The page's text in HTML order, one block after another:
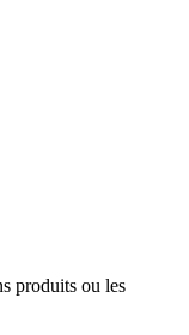
produits ou les